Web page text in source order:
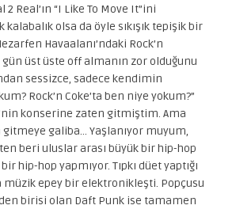
Real’ın “I Like To Move It”ini
olsa da öyle sıkışık tepişik bir
Havaalanı’ndaki Rock’n
gün üst üste off almanın zor olduğunu
sessizce, sadece kendimin
Rock’n Coke’ta ben niye yokum?”
konserine zaten gitmiştim. Ama
galiba… Yaşlanıyor muyum,
beri uluslar arası büyük bir hip-hop
hop yapmıyor. Tıpkı düet yaptığı
müzik epey bir elektronikleşti. Popçusu
birisi olan Daft Punk ise tamamen